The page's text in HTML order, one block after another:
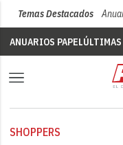
Temas Destacados
ANUARIOS PAPEL
SHOPPERS